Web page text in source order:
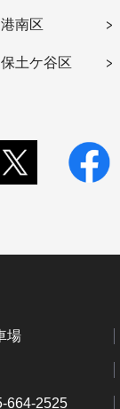
港南区
保土ケ谷区
場
664-2525